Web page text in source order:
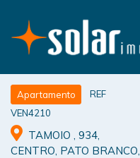
Apartamento
REF
VEN4210
TAMOIO , 934,
CENTRO, PATO BRANCO,